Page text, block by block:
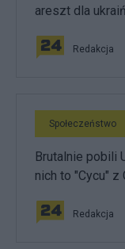
areszt dla
Redakcja
Społeczeństwo
Brutalnie pobili
nich to "Cycu" z
Redakcja